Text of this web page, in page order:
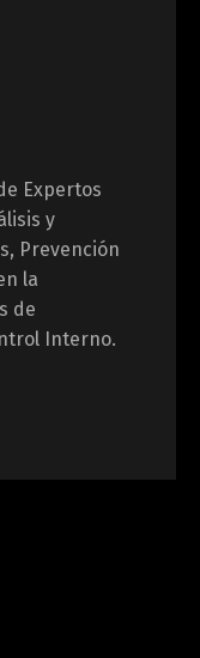
Expertos
y
Prevención
la
de
Interno.